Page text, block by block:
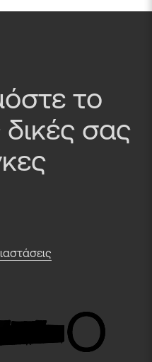
το
δικές σας